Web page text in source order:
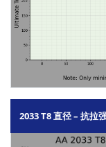
2033 T8 直径 – 抗拉